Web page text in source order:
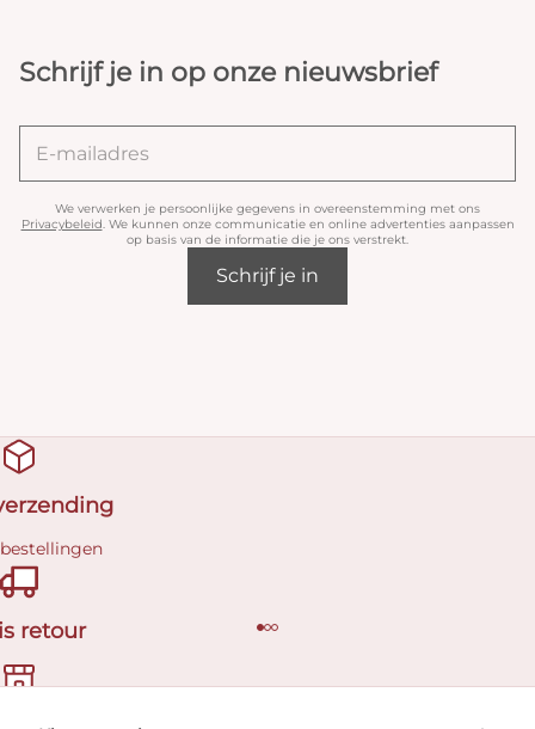
Schrijf je in op onze nieuwsbrief
We verwerken je persoonlijke gegevens in overeenstemming met ons
Privacybeleid. We kunnen onze communicatie en online advertenties aanpassen
op basis van de informatie die je ons verstrekt.
Schrijf je in
retour